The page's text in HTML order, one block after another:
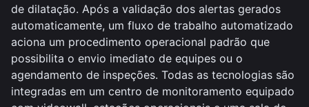
de dilatação. Após a validação dos alertas gerados
automaticamente, um fluxo de trabalho automatizado
aciona um procedimento operacional padrão que
possibilita o envio imediato de equipes ou o
agendamento de inspeções. Todas as tecnologias são
integradas em um centro de monitoramento equipado